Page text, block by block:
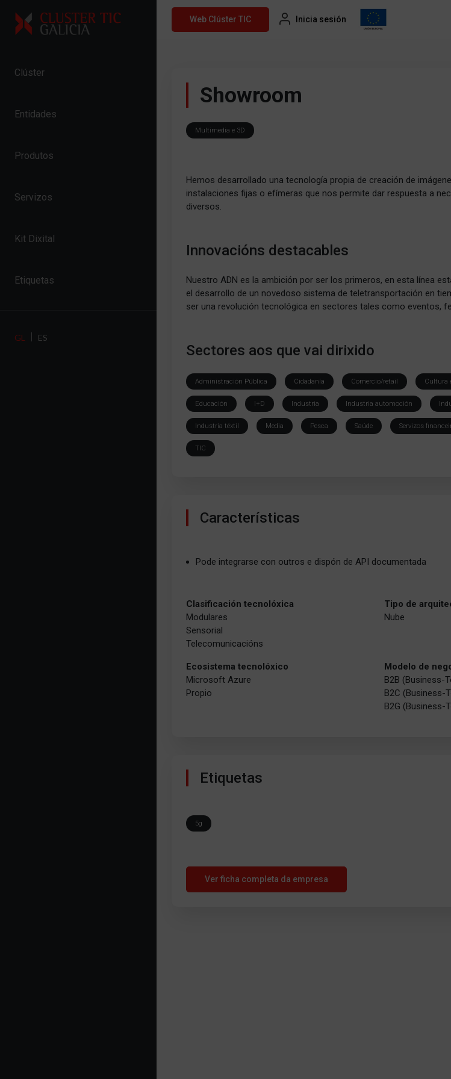
Skip to content
Clúster
Entidades
Produtos
Servizos
Kit Dixital
Etiquetas
GL ES
Web Clúster TIC Inicia sesión
Showroom
Multimedia e 3D
Hemos desarrollado una tecnología propia de creación de
instalaciones fijas o efímeras que nos permite dar respuesta a
diversos.
Innovacións destacables
Nuestro ADN es la ambición por ser los primeros, en esta línea
el desarrollo de un novedoso sistema de teletransportación en
ser una revolución tecnológica en sectores tales como eventos,
Sectores aos que vai dirixido
Administración Pública Cidadanía Comercio/retail Cultura
Educación I+D Industria Industria automoción
Industria téxtil Media Pesca Saúde Servizos
TIC
Características
Pode integrarse con outros e dispón de API documentada
Clasificación tecnolóxica
Modulares
Sensorial
Telecomunicacións
Tipo de
Nube
Ecosistema tecnolóxico
Microsoft Azure
Propio
Modelo de
B2B (Business-
B2C (Business-
B2G (Business-
Etiquetas
5g
Ver ficha completa da empresa